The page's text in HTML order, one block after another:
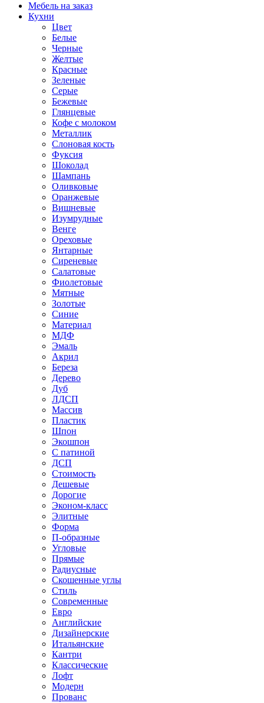
Мебель на заказ
Кухни
Цвет
Белые
Черные
Желтые
Красные
Зеленые
Серые
Бежевые
Глянцевые
Кофе с молоком
Металлик
Слоновая кость
Фуксия
Шоколад
Шампань
Оливковые
Оранжевые
Вишневые
Изумрудные
Венге
Ореховые
Янтарные
Сиреневые
Салатовые
Фиолетовые
Мятные
Золотые
Синие
Материал
МДФ
Эмаль
Акрил
Береза
Дерево
Дуб
ЛДСП
Массив
Пластик
Шпон
Экошпон
С патиной
ДСП
Стоимость
Дешевые
Дорогие
Эконом-класс
Элитные
Форма
П-образные
Угловые
Прямые
Радиусные
Скошенные углы
Стиль
Современные
Евро
Английские
Дизайнерские
Итальянские
Кантри
Классические
Лофт
Модерн
Прованс